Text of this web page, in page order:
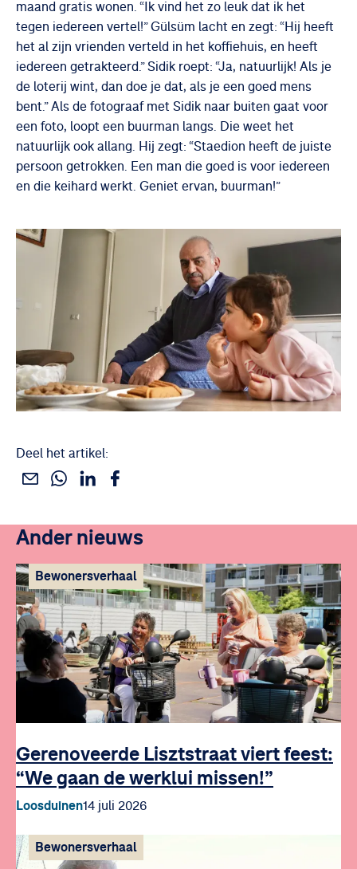
maand gratis wonen. “Ik vind het zo leuk dat ik het
tegen iedereen vertel!” Gülsüm lacht en zegt: “Hij heeft
het al zijn vrienden verteld in het koffiehuis, en heeft
iedereen getrakteerd.” Sidik roept: “Ja, natuurlijk! Als je
de loterij wint, dan doe je dat, als je een goed mens
bent.” Als de fotograaf met Sidik naar buiten gaat voor
een foto, loopt een buurman langs. Die weet het
natuurlijk ook allang. Hij zegt: “Staedion heeft de juiste
persoon getrokken. Een man die goed is voor iedereen
en die keihard werkt. Geniet ervan, buurman!”
Deel het artikel:
Deel dit via e-mail
Deel dit via WhatsApp
Deel dit via Linkedin
Deel dit via Facebook
Ander nieuws
Gerenoveerde Lisztstraat viert feest:
“We gaan de werklui missen!”
Loosduinen14 juli 2026
Bewonersverhaal
Bewonersverhaal